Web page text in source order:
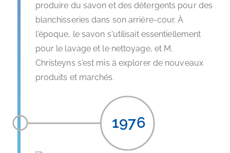
produire du savon et des détergents pour des
blanchisseries dans son arrière-cour. À
l'époque, le savon s'utilisait essentiellement
pour le lavage et le nettoyage, et M.
Christeyns s'est mis à explorer de nouveaux
produits et marchés.
1976